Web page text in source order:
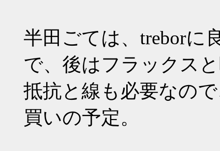
半田ごては、treborに
で、後はフラックス
抵抗と線も必要なの
買いの予定。